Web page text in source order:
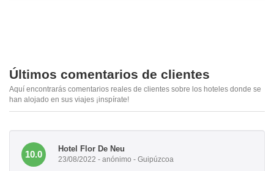
Últimos comentarios de clientes
Aquí encontrarás comentarios reales de clientes sobre los hoteles donde se
han alojado en sus viajes ¡inspírate!
10.0
Hotel Flor De Neu
23/08/2022 - anónimo - Guipúzcoa